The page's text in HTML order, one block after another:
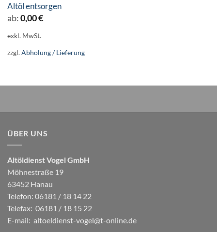
Altöl entsorgen
ab:0,00€
exkl. MwSt.
zzgl.Abholung / Lieferung
ÜBER UNS
Altöldienst Vogel GmbH
Möhnestraße 19
63452 Hanau
Telefon: 06181 / 18 14 22
Telefax: 06181 / 18 15 22
E-mail: altoeldienst-vogel@t-online.de